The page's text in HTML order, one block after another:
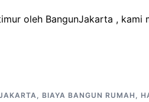
oleh BangunJakarta , kami
, BIAYA BANGUN RUMAH ,